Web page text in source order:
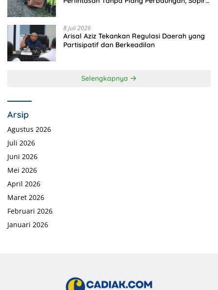
8 Juli 2026
Arisal Aziz Tekankan Regulasi Daerah yang
Partisipatif dan Berkeadilan
Selengkapnya
Arsip
Agustus 2026
Juli 2026
Juni 2026
Mei 2026
April 2026
Maret 2026
Februari 2026
Januari 2026